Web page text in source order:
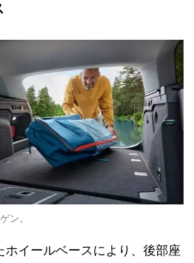
ン。
ホイールベースにより、後部座